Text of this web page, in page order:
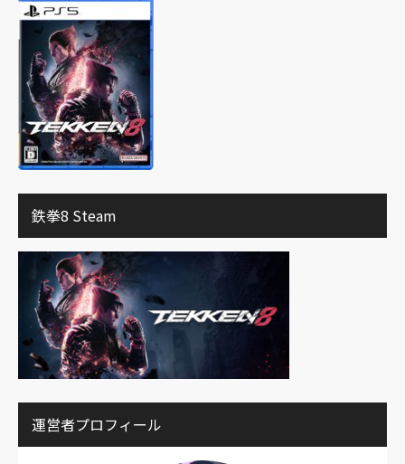
鉄拳8 Steam
運営者プロフィール